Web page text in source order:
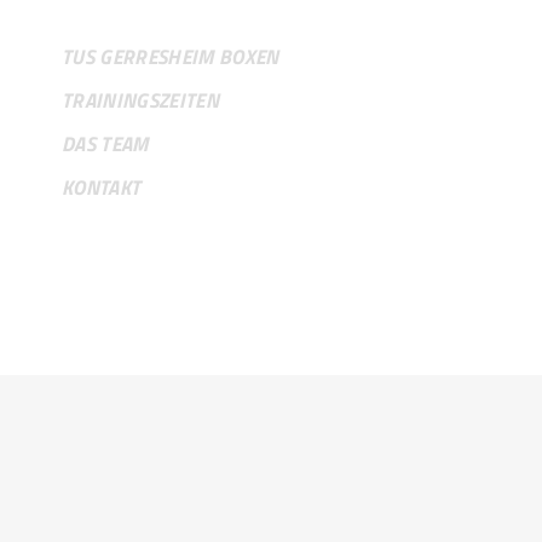
TUS GERRESHEIM BOXEN
TRAININGSZEITEN
DAS TEAM
KONTAKT